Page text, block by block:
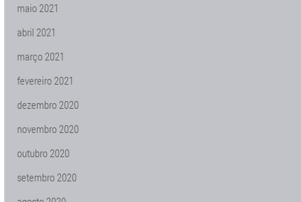
maio 2021
abril 2021
março 2021
fevereiro 2021
dezembro 2020
novembro 2020
outubro 2020
setembro 2020